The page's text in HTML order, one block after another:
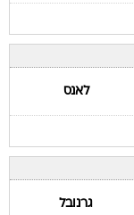
לאנס
גרנובל